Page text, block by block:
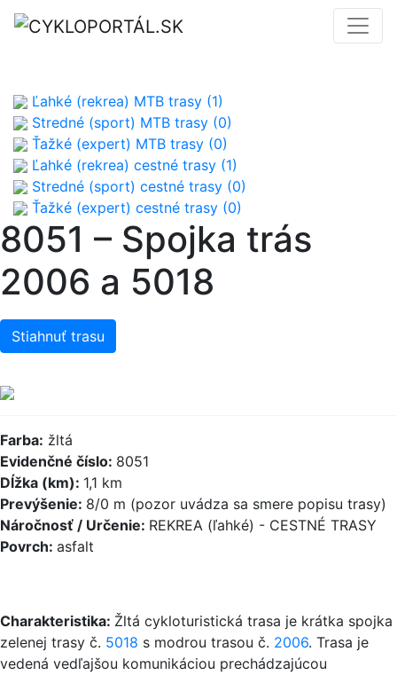
Ľahké (rekrea) MTB trasy (1)
Stredné (sport) MTB trasy (0)
Ťažké (expert) MTB trasy (0)
Ľahké (rekrea) cestné trasy (1)
Stredné (sport) cestné trasy (0)
Ťažké (expert) cestné trasy (0)
8051 – Spojka trás
2006 a 5018
Stiahnuť trasu
Farba: žltá
Evidenčné číslo: 8051
Dĺžka (km): 1,1 km
Prevýšenie: 8/0 m (pozor uvádza sa smere popisu trasy)
Náročnosť / Určenie: REKREA (ľahké) - CESTNÉ TRASY
Povrch: asfalt
Charakteristika: Žltá cykloturistická trasa je krátka spojka
zelenej trasy č. 5018 s modrou trasou č. 2006. Trasa je
vedená vedľajšou komunikáciou prechádzajúcou